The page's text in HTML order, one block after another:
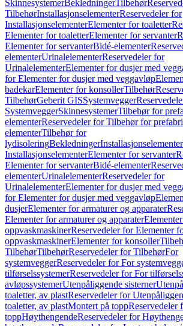
SkinnesystemerBekledningerTilbehør
TilbehørInstallasjonselementerReservedeler for
InstallasjonselementerElementer for toaletter
Elementer for toaletterElementer for servanter
Elementer for servanterBidé-elementer
elementerUrinalelementerReservedeler for
UrinalelementerElementer for dusjer med
for Elementer for dusjer med veggavløp
badekarElementer for konsollerTilbehør
TilbehørGeberit GISSystemvegger
SystemveggerSkinnesystemerTilbehør for
elementerReservedeler for Tilbehør for
elementerTilbehør for
lydisoleringBekledningerInstallasjonselementer
InstallasjonselementerElementer for servanter
Elementer for servanterBidé-elementer
elementerUrinalelementerReservedeler for
UrinalelementerElementer for dusjer med
for Elementer for dusjer med veggavløp
dusjerElementer for armaturer og apparater
Elementer for armaturer og apparater
oppvaskmaskinerReservedeler for Elementer
oppvaskmaskinerElementer for konsoller
TilbehørTilbehørReservedeler for TilbehørFor
systemveggerReservedeler for For
tilførselssystemerReservedeler for For
avløpssystemerUtenpåliggende sisterner
toaletter, av plastReservedeler for
toaletter, av plastMontert på toppReservedeler
toppHøythengendeReservedeler for